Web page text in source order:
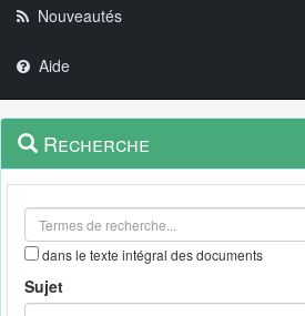
Nouveautés
Aide
Navigation
outils
Menu
contextuel
Recherche
dans le texte intégral des documents
Sujet